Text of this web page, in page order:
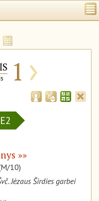
1 ›
E2
10)
Jėzaus Širdies garbei